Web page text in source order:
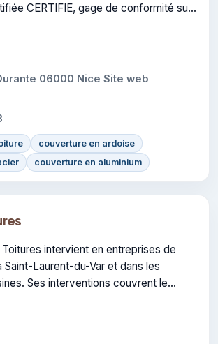
CERTIFIE, gage de conformité sur
06000 Nice Site web
couverture en ardoise
couverture en aluminium
intervient en entreprises de
Ses interventions couvrent le
et couverture.